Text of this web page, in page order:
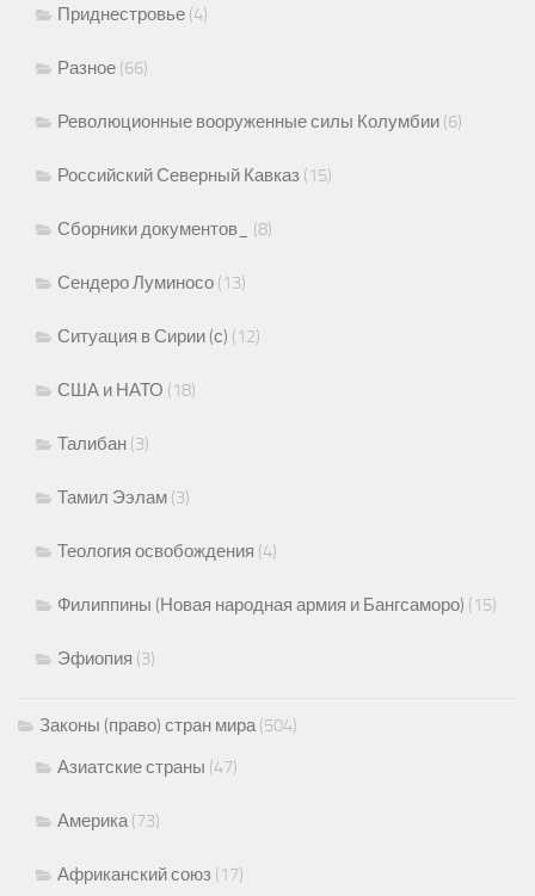
Приднестровье (4)
Разное (66)
Революционные вооруженные силы Колумбии (6)
Российский Северный Кавказ (15)
Сборники документов_ (8)
Сендеро Луминосо (13)
Ситуация в Сирии (с) (12)
США и НАТО (18)
Талибан (3)
Тамил Ээлам (3)
Теология освобождения (4)
Филиппины (Новая народная армия и Бангсаморо) (15)
Эфиопия (3)
Законы (право) стран мира(504)
Азиатские страны (47)
Америка(73)
Африканский союз (17)